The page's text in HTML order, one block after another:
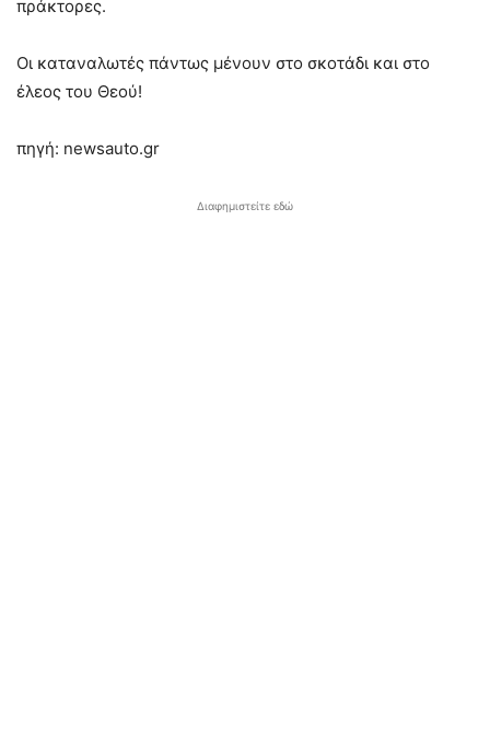
πράκτορες.
Οι καταναλωτές πάντως μένουν στο σκοτάδι και στο
έλεος του Θεού!
πηγή: newsauto.gr
Διαφημιστείτε εδώ